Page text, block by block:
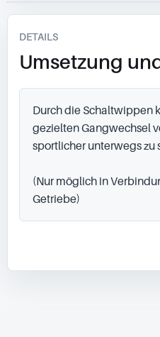
DETAILS
Umsetzung
Durch die Schaltwippen
gezielten Gangwechsel
sportlicher unterwegs zu
(Nur möglich in
Getriebe)